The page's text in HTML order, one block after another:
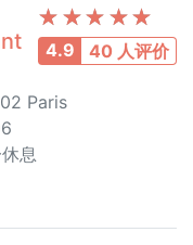
4.9 40 人评价
Paris
息